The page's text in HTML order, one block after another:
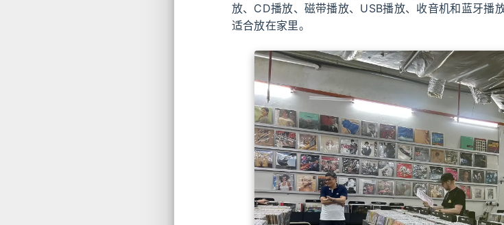
放、CD播放、磁带播放、USB播放、收音机和蓝牙播
适合放在家里。